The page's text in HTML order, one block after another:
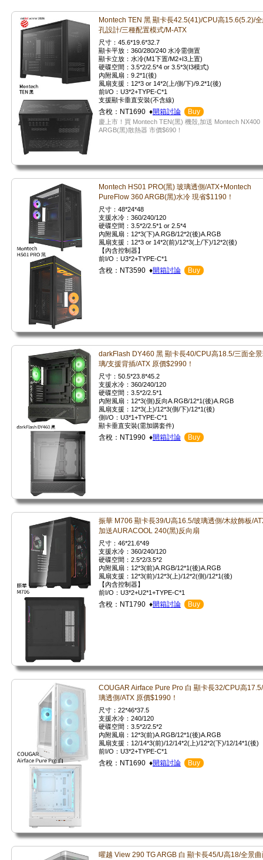
Montech TEN 黑 顯卡長42.5(41)/CPU高15.6(5.2)/
孔設計/三種配置模式/M-ATX
尺寸：45.6*19.6*32.7
顯卡平放：360/280/240 水冷需側置
顯卡立放：水冷(M1下置/M2+I3上置)
硬碟空間：3.5*2/2.5*4 or 3.5*3(I3模式)
內附風扇：9.2*1(後)
風扇支援：12*3 or 14*2(上/側/下)/9.2*1(後)
前I/O：U3*2+TYPE-C*1
支援顯卡垂直安裝(不含線)
含稅：NT1690 ♦開箱討論 Buy
慶上市！買 Montech TEN(黑) 機殼,加送 Montech NX400
ARGB(黑)散熱器 市價$690！
Montech HS01 PRO(黑) 玻璃透側/ATX+Montech
PureFlow 360 ARGB(黑)水冷 現省$1190！
尺寸：48*24*48
支援水冷：360/240/120
硬碟空間：3.5*2/2.5*1 or 2.5*4
內附風扇：12*3(下)A.RGB/12*2(後)A.RGB
風扇支援：12*3 or 14*2(前)/12*3(上/下)/12*2(後)
【內含控制器】
前I/O：U3*2+TYPE-C*1
含稅：NT3590 ♦開箱討論 Buy
darkFlash DY460 黑 顯卡長40/CPU高18.5/三面全
璃/支援背插/ATX 原價$2990！
尺寸：50.5*23.8*45.2
支援水冷：360/240/120
硬碟空間：3.5*2/2.5*1
內附風扇：12*3(側)反向A.RGB/12*1(後)A.RGB
風扇支援：12*3(上)/12*3(側/下)/12*1(後)
側I/O：U3*1+TYPE-C*1
顯卡垂直安裝(需加購套件)
含稅：NT1990 ♦開箱討論 Buy
振華 M706 顯卡長39/U高16.5/玻璃透側/木紋飾板/
加送AURACOOL 240(黑)反向扇
尺寸：46*21.6*49
支援水冷：360/240/120
硬碟空間：2.5*2/3.5*2
內附風扇：12*3(前)A.RGB/12*1(後)A.RGB
風扇支援：12*3(前)/12*3(上)/12*2(側)/12*1(後)
【內含控制器】
前I/O：U3*2+U2*1+TYPE-C*1
含稅：NT1790 ♦開箱討論 Buy
COUGAR Airface Pure Pro 白 顯卡長32/CPU高
璃透側/ATX 原價$1990！
尺寸：22*46*37.5
支援水冷：240/120
硬碟空間：3.5*2/2.5*2
內附風扇：12*3(前)A.RGB/12*1(後)A.RGB
風扇支援：12/14*3(前)/12/14*2(上)/12*2(下)/12/14*1(後)
前I/O：U3*2+TYPE-C*1
含稅：NT1690 ♦開箱討論 Buy
曜越 View 290 TG ARGB 白 顯卡長45/U高18/全景